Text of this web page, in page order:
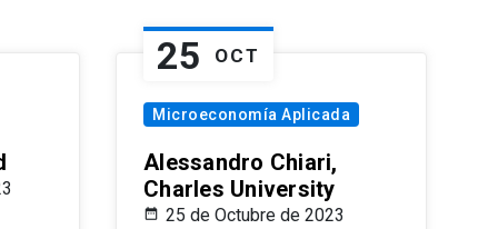
25 OCT
Microeconomía Aplicada
Alessandro Chiari,
Charles University
25 de Octubre de 2023